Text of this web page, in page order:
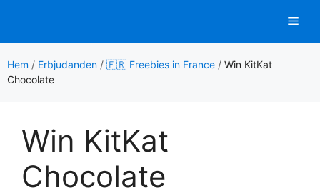
innehåll
Hem / Erbjudanden / 🇫🇷 Freebies in France / Win KitKat
Chocolate
Win KitKat
Chocolate